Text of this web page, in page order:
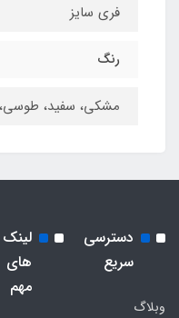
فری سایز
رنگ
مشکی، سفید، طوسی،
دسترسی
سریع
وبلاگ
لینک
های
مهم